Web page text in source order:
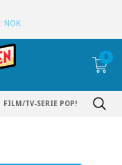
: NOK
0
FILM/TV-SERIE POP!